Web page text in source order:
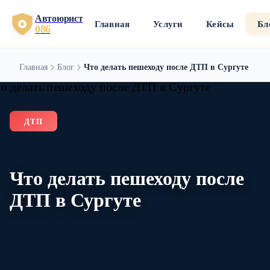
Автоюрист
086 Главная Услуги Кейсы
Главная Блог Что делать пешеходу после ДТП в Сургуте
ДТП
Что делать пешеходу после
ДТП в Сургуте